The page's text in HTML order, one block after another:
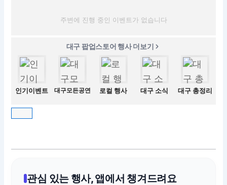
주변에 진행 중인 이벤트가 없습니다
대구 팝업스토어 행사 더보기
인기이벤트 대구모든공연 로컬 행사 대구 소식 대구 총정리
관심 있는 행사, 앱에서 챙겨드려요